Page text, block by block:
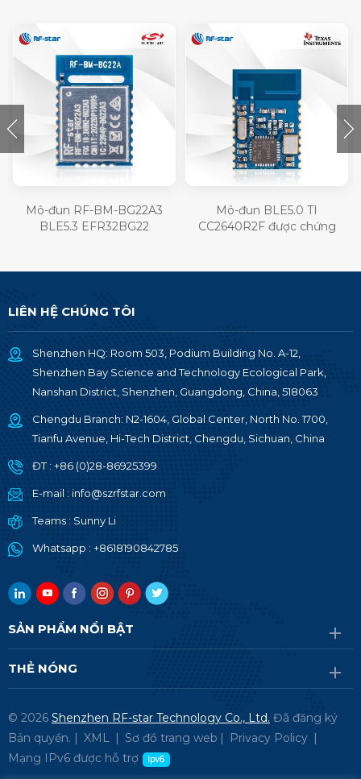
Mô-đun RF-BM-BG22A3
BLE5.3 EFR32BG22
Mô-đun BLE5.0 TI
CC2640R2F được chứng
LIÊN HỆ CHÚNG TÔI
Shenzhen HQ: Room 503, Podium Building No. A-12,
Shenzhen Bay Science and Technology Ecological Park,
Nanshan District, Shenzhen, Guangdong, China, 518063
Chengdu Branch: N2-1604, Global Center, North No. 1700,
Tianfu Avenue, Hi-Tech District, Chengdu, Sichuan, China
ĐT : +86 (0)28-86925399
E-mail : info@szrfstar.com
Teams : Sunny Li
Whatsapp : +8618190842785
SẢN PHẨM NỔI BẬT
THẺ NÓNG
© 2026 Shenzhen RF-star Technology Co., Ltd. Đã đăng ký
Bản quyền. | XML | Sơ đồ trang web | Privacy Policy |
Mạng IPv6 được hỗ trợ